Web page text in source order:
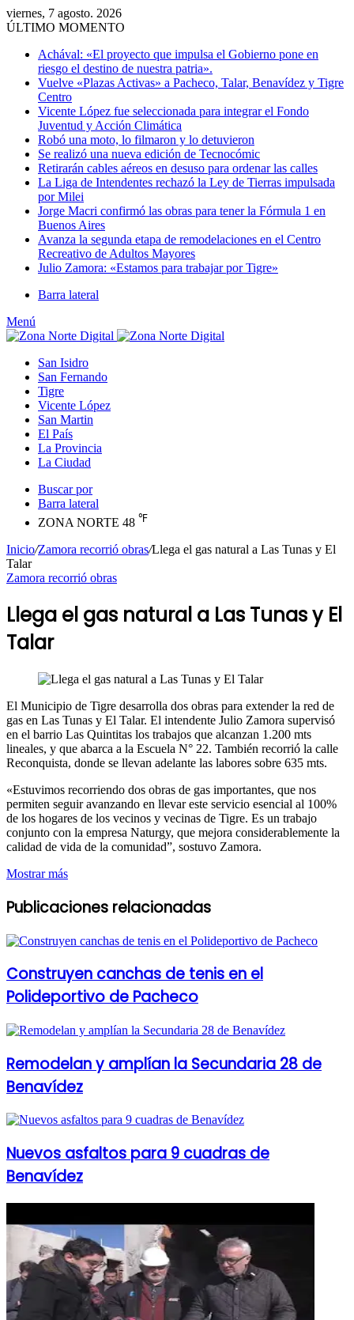
viernes, 7 agosto. 2026
ÚLTIMO MOMENTO
Achával: «El proyecto que impulsa el Gobierno pone en
riesgo el destino de nuestra patria».
Vuelve «Plazas Activas» a Pacheco, Talar, Benavídez y Tigre
Centro
Vicente López fue seleccionada para integrar el Fondo
Juventud y Acción Climática
Robó una moto, lo filmaron y lo detuvieron
Se realizó una nueva edición de Tecnocómic
Retirarán cables aéreos en desuso para ordenar las calles
La Liga de Intendentes rechazó la Ley de Tierras impulsada
por Milei
Jorge Macri confirmó las obras para tener la Fórmula 1 en
Buenos Aires
Avanza la segunda etapa de remodelaciones en el Centro
Recreativo de Adultos Mayores
Julio Zamora: «Estamos para trabajar por Tigre»
Barra lateral
Menú
San Isidro
San Fernando
Tigre
Vicente López
San Martin
El País
La Provincia
La Ciudad
Buscar por
Barra lateral
ZONA NORTE 48 ℉
Inicio/Zamora recorrió obras/Llega el gas natural a Las Tunas y El
Talar
Zamora recorrió obras
Llega el gas natural a Las Tunas y El
Talar
El Municipio de Tigre desarrolla dos obras para extender la red de
gas en Las Tunas y El Talar. El intendente Julio Zamora supervisó
en el barrio Las Quintitas los trabajos que alcanzan 1.200 mts
lineales, y que abarca a la Escuela N° 22. También recorrió la calle
Reconquista, donde se llevan adelante las labores sobre 635 mts.
«Estuvimos recorriendo dos obras de gas importantes, que nos
permiten seguir avanzando en llevar este servicio esencial al 100%
de los hogares de los vecinos y vecinas de Tigre. Es un trabajo
conjunto con la empresa Naturgy, que mejora considerablemente la
calidad de vida de la comunidad”, sostuvo Zamora.
Mostrar más
Publicaciones relacionadas
Construyen canchas de tenis en el
Polideportivo de Pacheco
Remodelan y amplían la Secundaria 28 de
Benavídez
Nuevos asfaltos para 9 cuadras de
Benavídez